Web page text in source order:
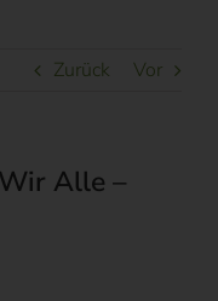
Zurück Vor
Alle –